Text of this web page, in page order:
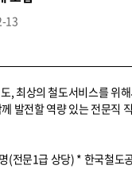
13
, 최상의 철도서비스를 위해
발전할 역량 있는 전문직
(전문1급 상당) * 한국철도